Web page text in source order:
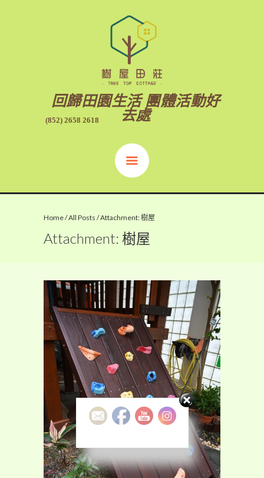
回歸田園生活 團體活動好
去處
(852) 2658 2618
Home/All Posts /Attachment: 樹屋
Attachment: 樹屋